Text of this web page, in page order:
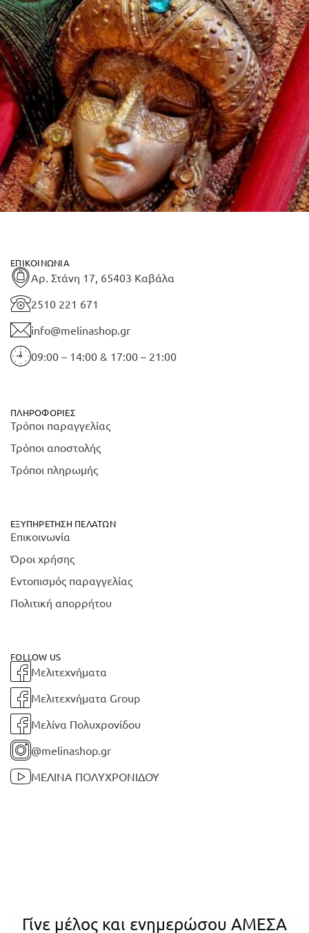
ΕΠΙΚΟΙΝΩΝΊΑ
Αρ. Στάνη 17, 65403 Καβάλα
2510 221 671
info@melinashop.gr
09:00 – 14:00 & 17:00 – 21:00
ΠΛΗΡΟΦΟΡΊΕΣ
Τρόποι παραγγελίας
Τρόποι αποστολής
Τρόποι πληρωμής
ΕΞΥΠΗΡΈΤΗΣΗ ΠΕΛΑΤΏΝ
Επικοινωνία
Όροι χρήσης
Εντοπισμός παραγγελίας
Πολιτική απορρήτου
FOLLOW US
Μελιτεχνήματα
Μελιτεχνήματα Group
Μελίνα Πολυχρονίδου
@melinashop.gr
ΜΕΛΙΝΑ ΠΟΛΥΧΡΟΝΙΔΟΥ
Γίνε μέλος και ενημερώσου ΑΜΕΣΑ